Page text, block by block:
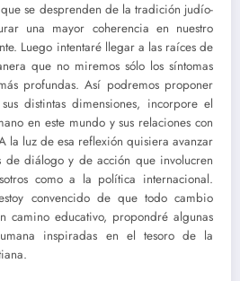
se desprenden de la tradición judío-
una mayor coherencia en nuestro
Luego intentaré llegar a las raíces de
que no miremos sólo los síntomas
profundas. Así podremos proponer
distintas dimensiones, incorpore el
en este mundo y sus relaciones con
la luz de esa reflexión quisiera avanzar
de diálogo y de acción que involucren
como a la política internacional.
convencido de que todo cambio
camino educativo, propondré algunas
inspiradas en el tesoro de la